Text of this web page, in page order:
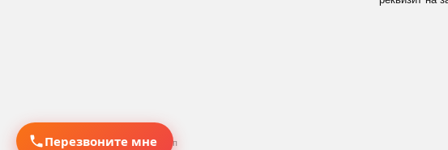
Интернет-магазин создан с Хорошоп
Перезвоните мне